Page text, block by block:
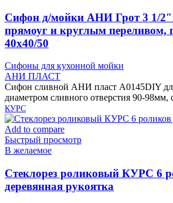
Cифон д/мойки АНИ Грот 3 1/
прямоуг и круглым переливом,
40х40/50
Сифоны для кухонной мойки
АНИ ПЛАСТ
Сифон сливной АНИ пласт A0145DIY
диаметром сливного отверстия 90-98мм,
КУРС
Add to compare
Быстрый просмотр
В желаемое
Cтеклорез роликовый КУРС 6
деревянная рукоятка